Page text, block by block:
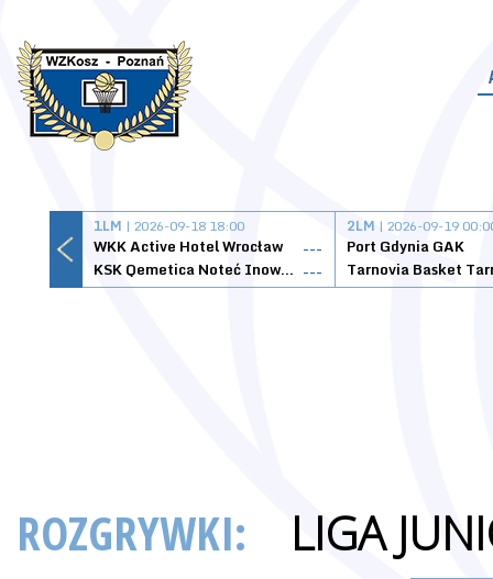
1LM | 2026-09-18 18:00
WKK Active Hotel Wrocław
---
KSK Qemetica Noteć Inowrocław ---
2LM | 2026-09-19
Port Gdynia GAK
ROZGRYWKI: LIGA